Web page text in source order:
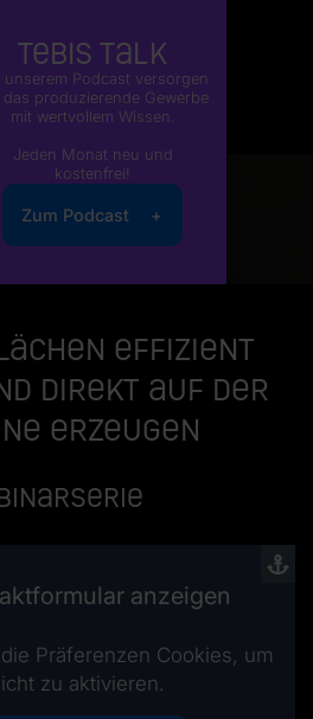
Tebis Talk
unserem Podcast versorgen
das produzierende Gewerbe
mit wertvollem Wissen.
Jeden Monat neu und
kostenfrei!
Zum Podcast
effizient
direkt auf der
erzeugen
anzeigen
Präferenzen Cookies, um
zu aktivieren.